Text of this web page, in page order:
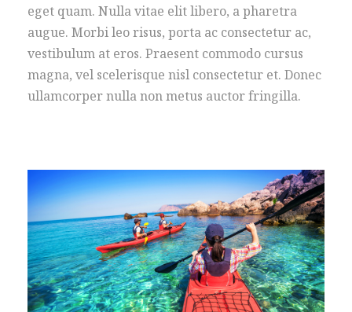
eget quam. Nulla vitae elit libero, a pharetra
augue. Morbi leo risus, porta ac consectetur ac,
vestibulum at eros. Praesent commodo cursus
magna, vel scelerisque nisl consectetur et. Donec
ullamcorper nulla non metus auctor fringilla.